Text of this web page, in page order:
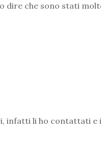
dire che sono stati
li ho contattati e